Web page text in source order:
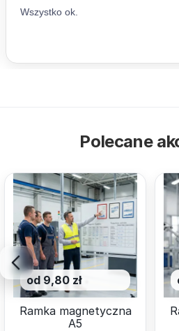
Polecane
od 9,80 zł
Ramka magnetyczna
A5